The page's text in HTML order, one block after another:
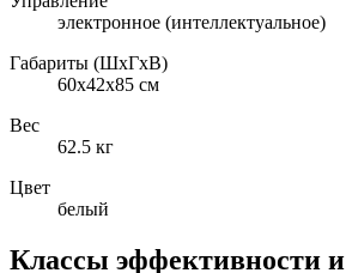
электронное (интеллектуальное)
Габариты (ШxГxВ)
60x42x85 см
Вес
62.5 кг
Цвет
белый
Классы эффективности и